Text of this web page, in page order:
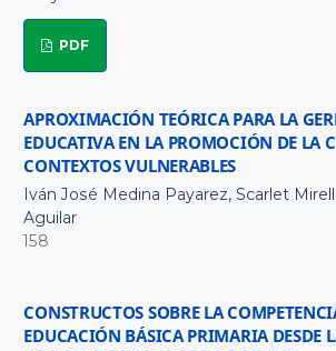
PDF
APROXIMACIÓN TEÓRICA PARA LA
EDUCATIVA EN LA PROMOCIÓN DE LA
CONTEXTOS VULNERABLES
Iván José Medina Payarez, Scarlet
Aguilar
158
CONSTRUCTOS SOBRE LA
EDUCACIÓN BÁSICA PRIMARIA DESDE